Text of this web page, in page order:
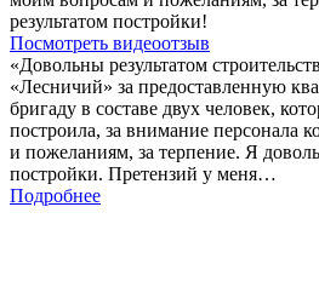
результатом постройки!
Посмотреть видеоотзыв
«Довольны результатом
«Лесничий» за предоставленную
бригаду в составе двух человек,
построила, за внимание персонала
и пожеланиям, за терпение. Я
постройки. Претензий у меня…
Подробнее